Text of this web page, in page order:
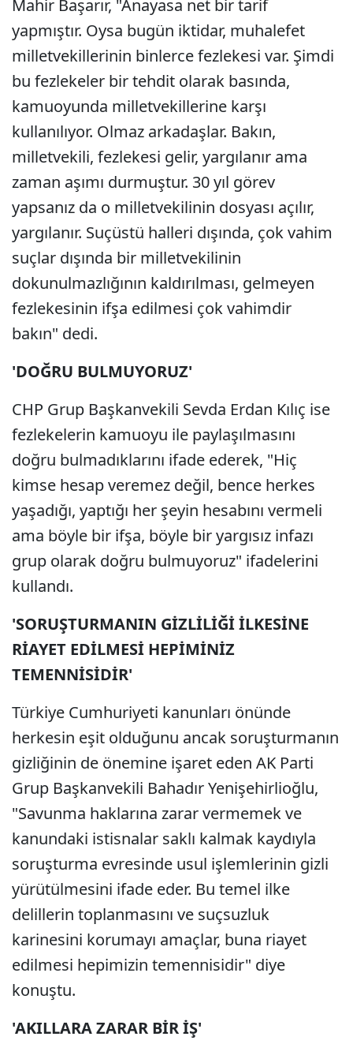
Mahir Başarır, "Anayasa net bir tarif
yapmıştır. Oysa bugün iktidar, muhalefet
milletvekillerinin binlerce fezlekesi var. Şimdi
bu fezlekeler bir tehdit olarak basında,
kamuoyunda milletvekillerine karşı
kullanılıyor. Olmaz arkadaşlar. Bakın,
milletvekili, fezlekesi gelir, yargılanır ama
zaman aşımı durmuştur. 30 yıl görev
yapsanız da o milletvekilinin dosyası açılır,
yargılanır. Suçüstü halleri dışında, çok vahim
suçlar dışında bir milletvekilinin
dokunulmazlığının kaldırılması, gelmeyen
fezlekesinin ifşa edilmesi çok vahimdir
bakın" dedi.
'DOĞRU BULMUYORUZ'
CHP Grup Başkanvekili Sevda Erdan Kılıç ise
fezlekelerin kamuoyu ile paylaşılmasını
doğru bulmadıklarını ifade ederek, "Hiç
kimse hesap veremez değil, bence herkes
yaşadığı, yaptığı her şeyin hesabını vermeli
ama böyle bir ifşa, böyle bir yargısız infazı
grup olarak doğru bulmuyoruz" ifadelerini
kullandı.
'SORUŞTURMANIN GİZLİLİĞİ İLKESİNE
RİAYET EDİLMESİ HEPİMİNİZ
TEMENNİSİDİR'
Türkiye Cumhuriyeti kanunları önünde
herkesin eşit olduğunu ancak soruşturmanın
gizliğinin de önemine işaret eden AK Parti
Grup Başkanvekili Bahadır Yenişehirlioğlu,
"Savunma haklarına zarar vermemek ve
kanundaki istisnalar saklı kalmak kaydıyla
soruşturma evresinde usul işlemlerinin gizli
yürütülmesini ifade eder. Bu temel ilke
delillerin toplanmasını ve suçsuzluk
karinesini korumayı amaçlar, buna riayet
edilmesi hepimizin temennisidir" diye
konuştu.
'AKILLARA ZARAR BİR İŞ'